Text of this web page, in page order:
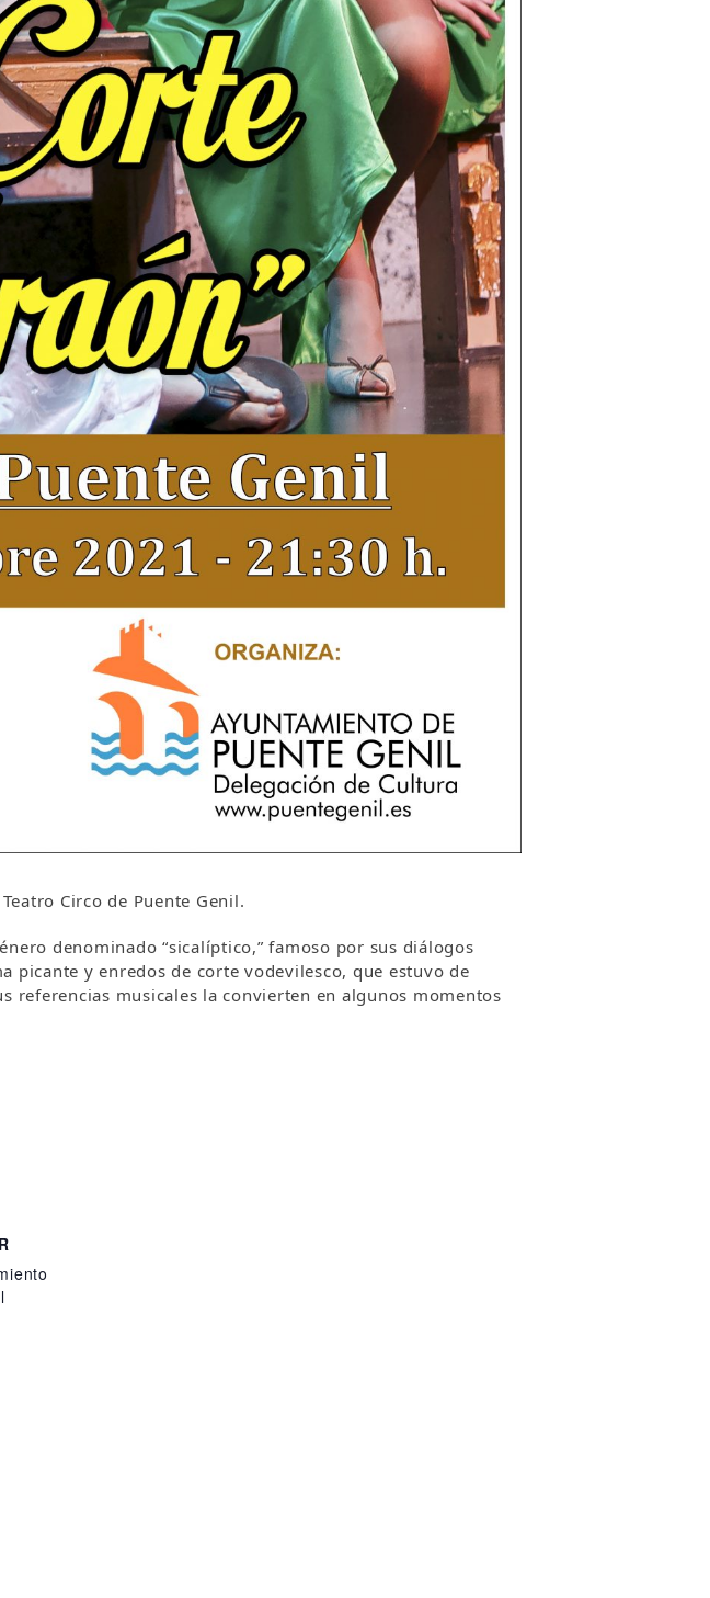
Circo de Puente Genil.
denominado “sicalíptico,” famoso por sus diálogos
picante y enredos de corte vodevilesco, que estuvo de
referencias musicales la convierten en algunos momentos